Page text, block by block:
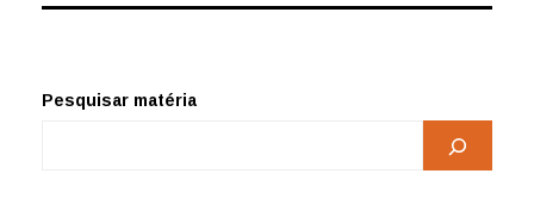
Pesquisar matéria